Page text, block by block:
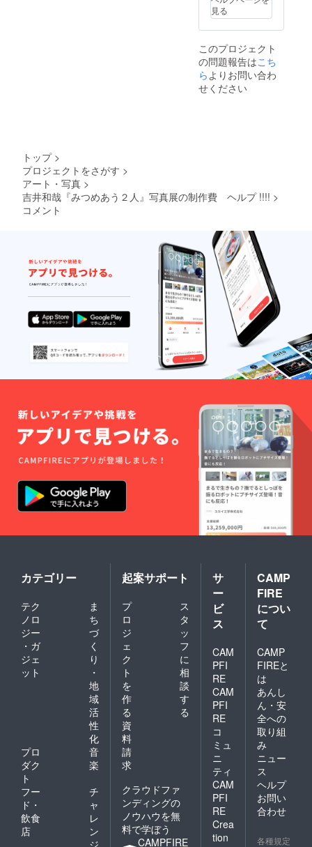
見る
このプロジェクト
の問題報告はこち
ら よりお問い合わ
せください
トップ >
プロジェクトをさがす >
アート・写真 >
吉井和哉『みつめあう２人』写真展の制作費 ヘルプ !!!! >
コメント
カテゴリー
テク
ノロ
ジー
・ガ
ジェ
ット
ま
ち
づ
く
り
・
地
域
活
性
化
プロ
ダク
ト
音
楽
フー
ド・
飲食
店
チ
ャ
レ
ン
ジ
起案サポート
プ
ロ
ジ
ェ
ク
ト
を
作
る
ス
タ
ッ
フ
に
相
談
す
る
資
料
請
求
クラウドファ
ンディングの
ノウハウを無
料で学ぼう
CAMPFIRE
サ
ー
ビ
ス
CAM
PFI
RE
CAM
PFI
RE
コ
ミュ
ニ
ティ
CAM
PFI
RE
Crea
tion
CAMP
FIRE
につい
て
CAMP
FIREと
は
あんし
ん・安
全への
取り組
み
ニュー
ス
ヘルプ
お問い
合わせ
各種規定